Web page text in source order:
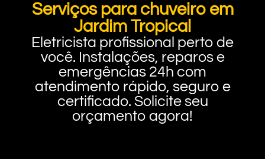
Serviços para chuveiro em
Jardim Tropical
Eletricista profissional perto de
você. Instalações, reparos e
emergências 24h com
atendimento rápido, seguro e
certificado. Solicite seu
orçamento agora!